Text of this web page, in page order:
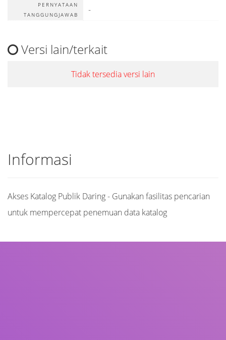
PERNYATAAN
TANGGUNGJAWAB
-
Versi lain/terkait
Tidak tersedia versi lain
Informasi
Akses Katalog Publik Daring - Gunakan fasilitas pencarian
untuk mempercepat penemuan data katalog